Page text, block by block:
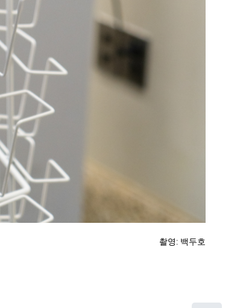
촬영: 백두호